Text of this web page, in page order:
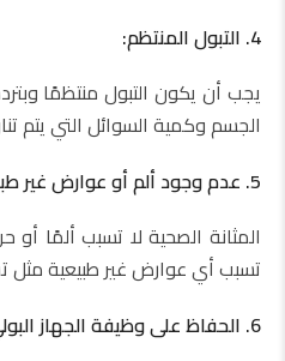
4. التبول المنتظم:
يجب أن يكون التبول منتظمًا
الجسم وكمية السوائل التي يتم
5. عدم وجود ألم أو عوارض غير طبيعية:
المثانة الصحية لا تسبب ألمًا أو
تسبب أي عوارض غير طبيعية مثل
6. الحفاظ على وظيفة الجهاز البولي بشكل عام: